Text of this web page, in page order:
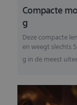
Compacte
g
Deze compacte
en weegt slechts
g in de meest